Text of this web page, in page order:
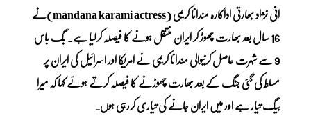
انی نژاد بھارتی اداکارہ مندانا کریمی (mandana karami actress)نے
16 سال بعد بھارت چھوڑ کر ایران منتقل ہونے کا فیصلہ کرلیا ہے۔ بگ باس
9 سے شہرت حاصل کرنیوالی مندانا کریمی نے امریکا اور اسرائیل کی ایران پر
مسلط کی گئی جنگ کے بعد بھارت چھوڑنے کا فیصلہ کرتے ہوئے کہا کہ میرا
بیگ تیار ہے اور میں ایران جانے کی تیاری کررہی ہوں۔